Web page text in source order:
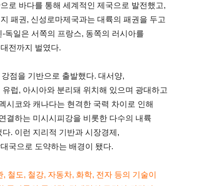
로 바다를 통해 세계적인 제국으로 발전했고,
패권, 신성로마제국과는 대륙의 패권을 두고
독일은 서쪽의 프랑스, 동쪽의 러시아를
전까지 벌였다.
점을 기반으로 출발했다. 대서양,
럽, 아시아와 분리돼 위치해 있으며 광대하고
시코와 캐나다는 현격한 국력 차이로 인해
결하는 미시시피강을 비롯한 다수의 내륙
. 이런 지리적 기반과 시장경제,
국으로 도약하는 배경이 됐다.
철도, 철강, 자동차, 화학, 전자 등의 기술이